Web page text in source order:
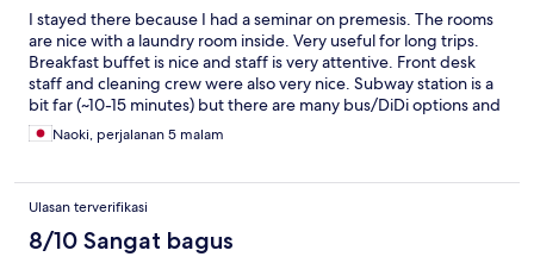
I stayed there because I had a seminar on premesis. The rooms
are nice with a laundry room inside. Very useful for long trips.
Breakfast buffet is nice and staff is very attentive. Front desk
staff and cleaning crew were also very nice. Subway station is a
bit far (~10-15 minutes) but there are many bus/DiDi options and
restaurants nearby.
Naoki, perjalanan 5 malam
Ulasan terverifikasi
8/10 Sangat bagus